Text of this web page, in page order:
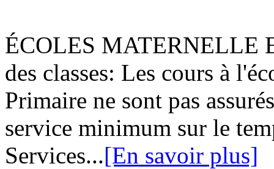
ÉCOLES MATERNELLE
des classes: Les cours à
Primaire ne sont pas
service minimum sur le
Services...[En savoir plus]